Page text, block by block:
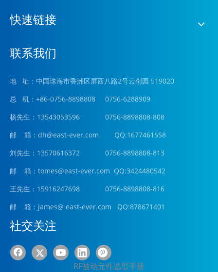
快速链接
联系我们
地 址：中国珠海市香洲区屏西八路2号云创园 519020
总 机：+86-0756-8898808 0756-6288909
杨先生：13543053596 0756-8898808-808
邮 箱： dh@east-ever.com QQ:1677461558
刘先生：13570616372 0756-8898808-813
邮 箱：tomes@east-ever.com QQ:3424480542
王先生：15916247698 0756-8898808-816
邮 箱：james@ east-ever.com QQ:878671401
社交关注
RF被动元件选型手册